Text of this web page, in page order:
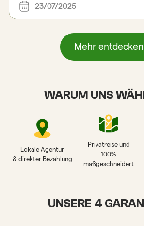
23/07/2025
Mehr entdecken
WARUM UNS
Lokale Agentur
& direkter Bezahlung
Privatreise und
100%
maßgeschneidert
UNSERE 4